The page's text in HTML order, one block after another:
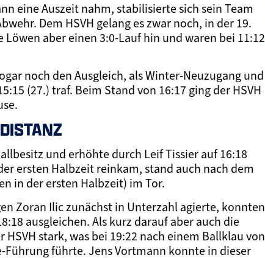
eine Auszeit nahm, stabilisierte sich sein Team
Dem HSVH gelang es zwar noch, in der 19.
aber einen 3:0-Lauf hin und waren bei 11:12
noch den Ausgleich, als Winter-Neuzugang und
(27.) traf. Beim Stand von 16:17 ging der HSVH
und erhöhte durch Leif Tissier auf 16:18
ersten Halbzeit reinkam, stand auch nach dem
in der ersten Halbzeit) im Tor.
Zoran Ilic zunächst in Unterzahl agierte, konnten
ausgleichen. Als kurz darauf aber auch die
stark, was bei 19:22 nach einem Ballklau von
Führung führte. Jens Vortmann konnte in dieser